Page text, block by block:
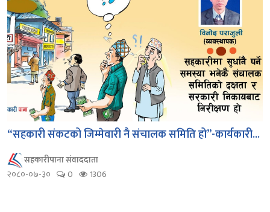
“सहकारी संकटको जिम्मेवारी नै संचालक समिति हो”-कार्यकारी...
सहकारीपाना संवाददाता
२०८०-०७-३०
0 1306